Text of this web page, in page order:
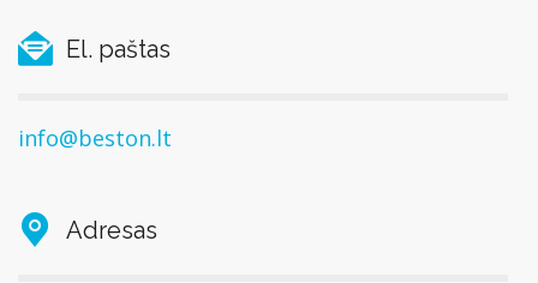
El. paštas
info@beston.lt
Adresas